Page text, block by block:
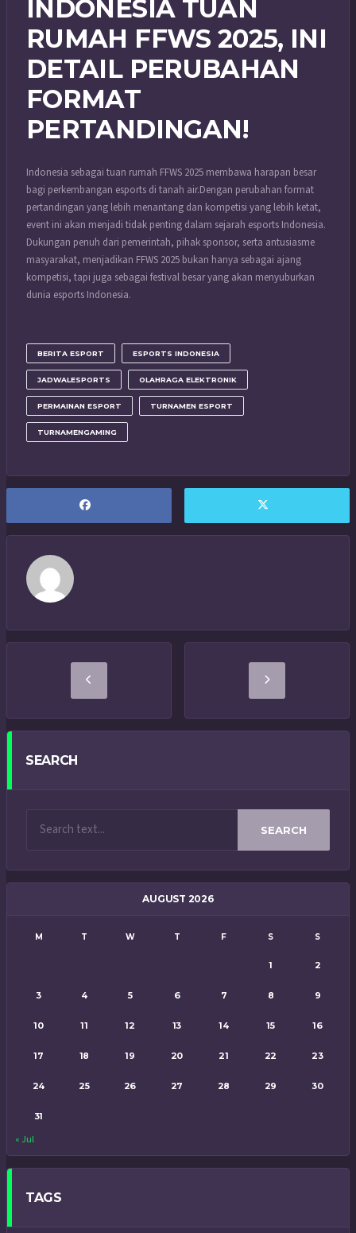
INDONESIA TUAN
RUMAH FFWS 2025, INI
DETAIL PERUBAHAN
FORMAT
PERTANDINGAN!
Indonesia sebagai tuan rumah FFWS 2025 membawa harapan besar
bagi perkembangan esports di tanah air.Dengan perubahan format
pertandingan yang lebih menantang dan kompetisi yang lebih ketat,
event ini akan menjadi tidak penting dalam sejarah esports Indonesia.
Dukungan penuh dari pemerintah, pihak sponsor, serta antusiasme
masyarakat, menjadikan FFWS 2025 bukan hanya sebagai ajang
kompetisi, tapi juga sebagai festival besar yang akan menyuburkan
dunia esports Indonesia.
BERITA ESPORT ESPORTS INDONESIA
JADWALESPORTS OLAHRAGA ELEKTRONIK
PERMAINAN ESPORT TURNAMEN ESPORT
TURNAMENGAMING
SEARCH
SEARCH
AUGUST 2026
M T W T F S S
1 2
3 4 5 6 7 8 9
10 11 12 13 14 15 16
17 18 19 20 21 22 23
24 25 26 27 28 29 30
31
« Jul
TAGS